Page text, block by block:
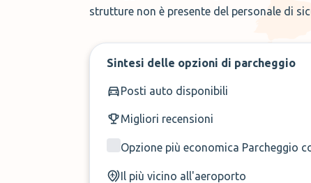
strutture non è presente del personale di
Sintesi delle opzioni di parcheggio
Posti auto disponibili
Migliori recensioni
Opzione più economica Parcheggio
Il più vicino all'aeroporto